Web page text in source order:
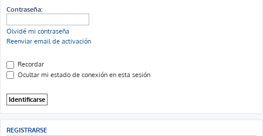
Contraseña:
Olvidé mi contraseña
Reenviar email de activación
Recordar
Ocultar mi estado de conexión en esta sesión
REGISTRARSE